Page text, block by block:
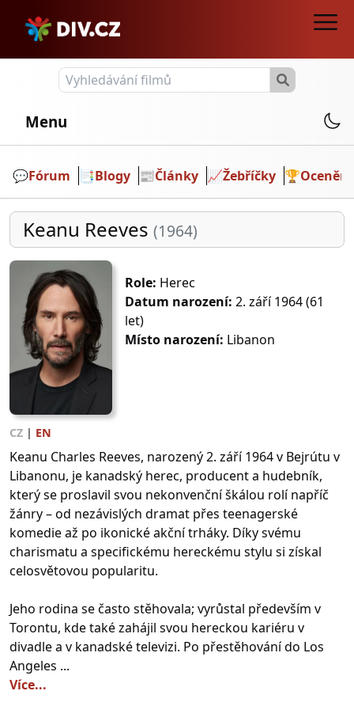
Menu
💬️Fórum 📑Blogy 📰Články 📈Žebříčky 🏆Ocenění
Keanu Reeves (1964)
Role: Herec
Datum narození: 2. září 1964 (61
let)
Místo narození: Libanon
CZ | EN
Keanu Charles Reeves, narozený 2. září 1964 v Bejrútu v
Libanonu, je kanadský herec, producent a hudebník,
který se proslavil svou nekonvenční škálou rolí napříč
žánry – od nezávislých dramat přes teenagerské
komedie až po ikonické akční trháky. Díky svému
charismatu a specifickému hereckému stylu si získal
celosvětovou popularitu.
Jeho rodina se často stěhovala; vyrůstal především v
Torontu, kde také zahájil svou hereckou kariéru v
divadle a v kanadské televizi. Po přestěhování do Los
Angeles ...
Více...